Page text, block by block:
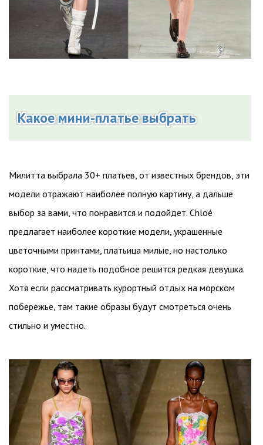
Какое мини-платье выбрать
Милитта выбрала 30+ платьев, от известных брендов, эти
модели отражают наиболее полную картину, а дальше
выбор за вами, что понравится и подойдет. Chloé
предлагает наиболее короткие модели, украшенные
цветочными принтами, платьица милые, но настолько
короткие, что надеть подобное решится редкая девушка.
Хотя если рассматривать курортный отдых на морском
побережье, там такие образы будут смотреться очень
стильно и уместно.